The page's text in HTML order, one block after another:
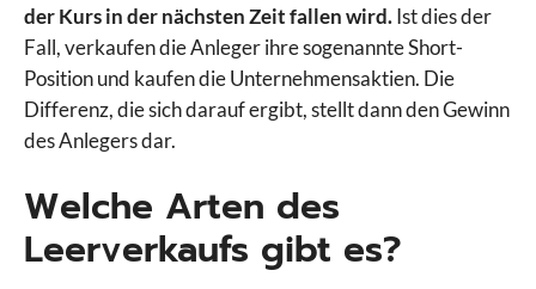
der Kurs in der nächsten Zeit fallen wird.Ist dies der
Fall, verkaufen die Anleger ihre sogenannte Short-
Position und kaufen die Unternehmensaktien. Die
Differenz, die sich darauf ergibt, stellt dann den Gewinn
des Anlegers dar.
Welche Arten des
Leerverkaufs gibt es?